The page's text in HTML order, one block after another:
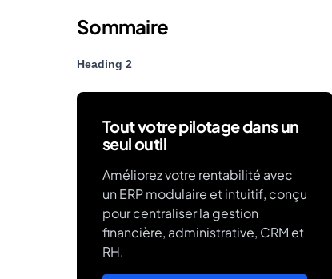
Sommaire
Heading 2
Tout votre pilotage dans un
seul outil
Améliorez votre rentabilité avec
un ERP modulaire et intuitif, conçu
pour centraliser la gestion
financière, administrative, CRM et
RH.